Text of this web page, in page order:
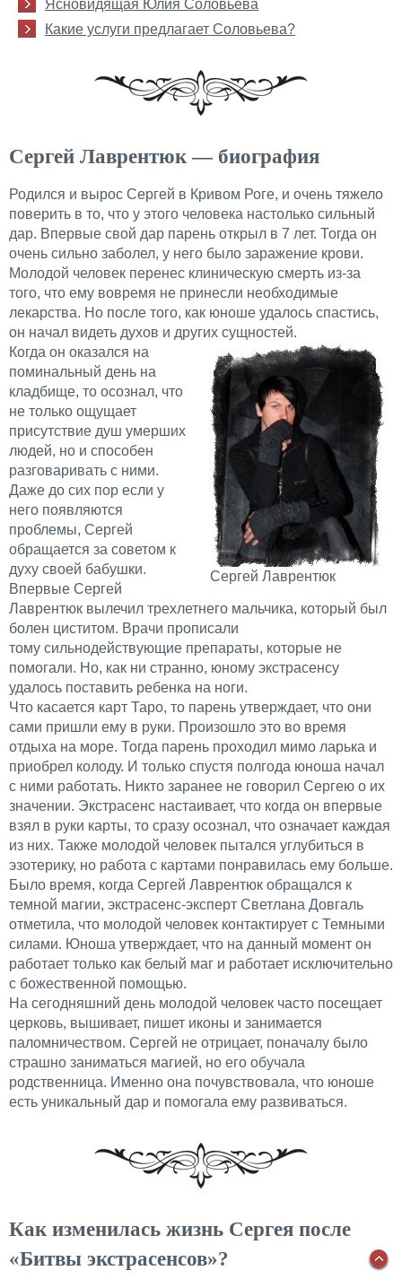
Ясновидящая Юлия Соловьева
Какие услуги предлагает Соловьева?
Сергей Лаврентюк — биография
Родился и вырос Сергей в Кривом Роге, и очень тяжело
поверить в то, что у этого человека настолько сильный
дар. Впервые свой дар парень открыл в 7 лет. Тогда он
очень сильно заболел, у него было заражение крови.
Молодой человек перенес клиническую смерть из-за
того, что ему вовремя не принесли необходимые
лекарства. Но после того, как юноше удалось спастись,
он начал видеть духов и других сущностей.
Сергей Лаврентюк
Когда он оказался на
поминальный день на
кладбище, то осознал, что
не только ощущает
присутствие душ умерших
людей, но и способен
разговаривать с ними.
Даже до сих пор если у
него появляются
проблемы, Сергей
обращается за советом к
духу своей бабушки.
Впервые Сергей
Лаврентюк вылечил трехлетнего мальчика, который был
болен циститом. Врачи прописали
тому сильнодействующие препараты, которые не
помогали. Но, как ни странно, юному экстрасенсу
удалось поставить ребенка на ноги.
Что касается карт Таро, то парень утверждает, что они
сами пришли ему в руки. Произошло это во время
отдыха на море. Тогда парень проходил мимо ларька и
приобрел колоду. И только спустя полгода юноша начал
с ними работать. Никто заранее не говорил Сергею о их
значении. Экстрасенс настаивает, что когда он впервые
взял в руки карты, то сразу осознал, что означает каждая
из них. Также молодой человек пытался углубиться в
эзотерику, но работа с картами понравилась ему больше.
Было время, когда Сергей Лаврентюк обращался к
темной магии, экстрасенс-эксперт Светлана Довгаль
отметила, что молодой человек контактирует с Темными
силами. Юноша утверждает, что на данный момент он
работает только как белый маг и работает исключительно
с божественной помощью.
На сегодняшний день молодой человек часто посещает
церковь, вышивает, пишет иконы и занимается
паломничеством. Сергей не отрицает, поначалу было
страшно заниматься магией, но его обучала
родственница. Именно она почувствовала, что юноше
есть уникальный дар и помогала ему развиваться.
Как изменилась жизнь Сергея после
«Битвы экстрасенсов»?